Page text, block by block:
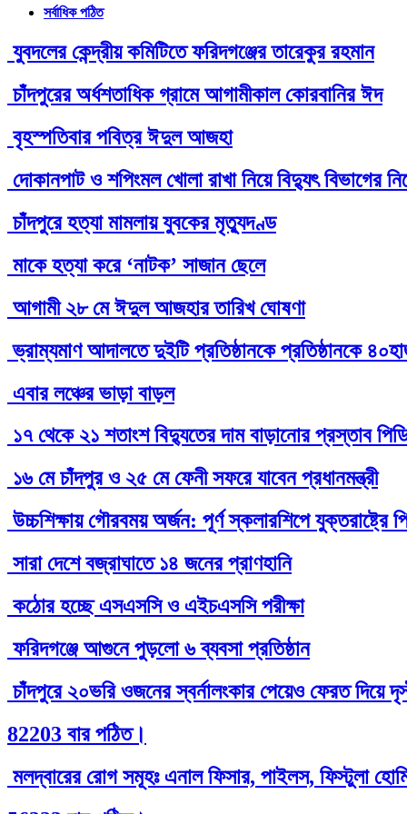
সর্বাধিক পঠিত
যুবদলের কেন্দ্রীয় কমিটিতে ফরিদগঞ্জের তারেকুর রহমান
চাঁদপুরের অর্ধশতাধিক গ্রামে আগামীকাল কোরবানির ঈদ
বৃহস্পতিবার পবিত্র ঈদুল আজহা
দোকানপাট ও শপিংমল খোলা রাখা নিয়ে বিদ্যুৎ বিভাগের
চাঁদপুরে হত্যা মামলায় যুবকের মৃত্যুদণ্ড
মাকে হত্যা করে ‘নাটক’ সাজান ছেলে
আগামী ২৮ মে ঈদুল আজহার তারিখ ঘোষণা
ভ্রাম্যমাণ আদালতে দুইটি প্রতিষ্ঠানকে প্রতিষ্ঠানকে
এবার লঞ্চের ভাড়া বাড়ল
১৭ থেকে ২১ শতাংশ বিদ্যুতের দাম বাড়ানোর প্রস্তাব
১৬ মে চাঁদপুর ও ২৫ মে ফেনী সফরে যাবেন প্রধানমন্ত্রী
উচ্চশিক্ষায় গৌরবময় অর্জন: পূর্ণ স্কলারশিপে
সারা দেশে বজ্রাঘাতে ১৪ জনের প্রাণহানি
কঠোর হচ্ছে এসএসসি ও এইচএসসি পরীক্ষা
ফরিদগঞ্জে আগুনে পুড়লো ৬ ব্যবসা প্রতিষ্ঠান
চাঁদপুরে ২০ভরি ওজনের স্বর্নালংকার পেয়েও ফেরত দিয়ে
82203 বার পঠিত।
মলদ্বারের রোগ সমূহঃ এনাল ফিসার, পাইলস, ফিস্টুলা